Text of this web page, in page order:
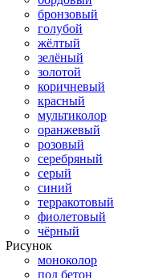
бронзовый
голубой
жёлтый
зелёный
золотой
коричневый
красный
мультиколор
оранжевый
розовый
серебряный
серый
синий
терракотовый
фиолетовый
чёрный
Рисунок
моноколор
под бетон